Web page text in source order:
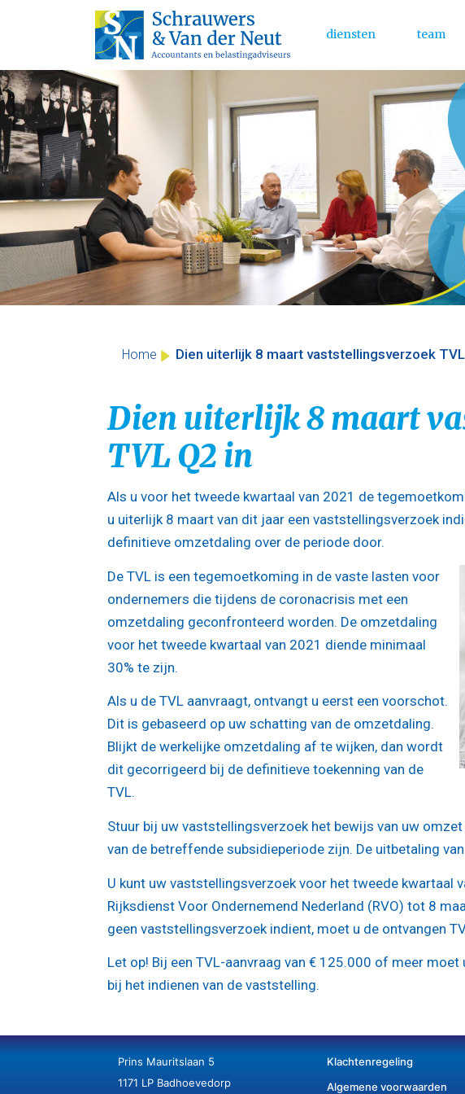
Skip
to
content
Main Menu
diensten team
Home Dien uiterlijk 8 maart vaststellingsverzoek
Dien uiterlijk 8 maart
TVL Q2 in
Als u voor het tweede kwartaal van 2021 de
u uiterlijk 8 maart van dit jaar een vaststellingsverzoek
definitieve omzetdaling over de periode door.
De TVL is een tegemoetkoming in de vaste lasten voor
ondernemers die tijdens de coronacrisis met een
omzetdaling geconfronteerd worden. De omzetdaling
voor het tweede kwartaal van 2021 diende minimaal
30% te zijn.
Als u de TVL aanvraagt, ontvangt u eerst een voorschot.
Dit is gebaseerd op uw schatting van de omzetdaling.
Blijkt de werkelijke omzetdaling af te wijken, dan wordt
dit gecorrigeerd bij de definitieve toekenning van de
TVL.
Stuur bij uw vaststellingsverzoek het bewijs van uw
van de betreffende subsidieperiode zijn. De uitbetaling
U kunt uw vaststellingsverzoek voor het tweede kwartaal
Rijksdienst Voor Ondernemend Nederland (RVO) tot 8
geen vaststellingsverzoek indient, moet u de ontvangen
Let op! Bij een TVL-aanvraag van € 125.000 of meer
bij het indienen van de vaststelling.
Prins Mauritslaan 5
1171 LP Badhoevedorp
Klachtenregeling
Algemene voorwaarden